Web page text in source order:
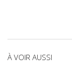
À VOIR AUSSI